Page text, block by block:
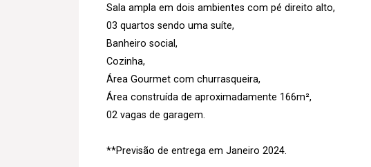
Sala ampla em dois ambientes com pé direito alto,
03 quartos sendo uma suíte,
Banheiro social,
Cozinha,
Área Gourmet com churrasqueira,
Área construída de aproximadamente 166m²,
02 vagas de garagem.
**Previsão de entrega em Janeiro 2024.